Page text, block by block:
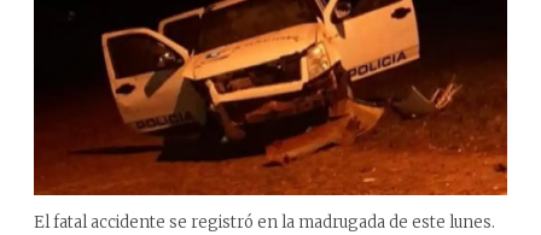
El fatal accidente se registró en la madrugada de este lunes.